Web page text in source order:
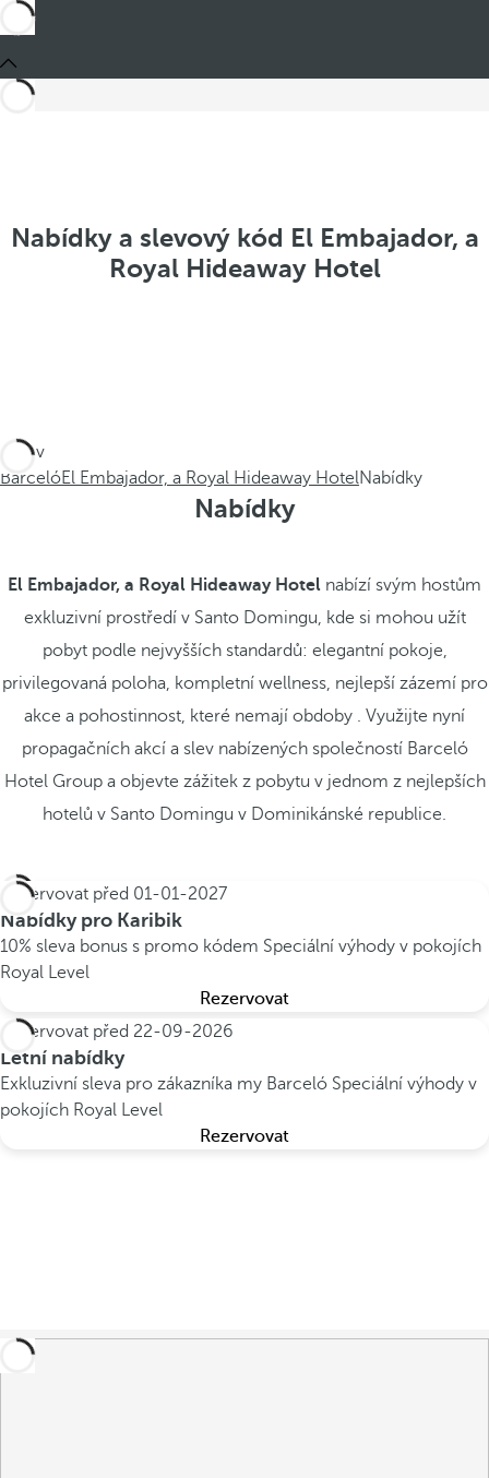
Nabídky a slevový kód El Embajador, a
Royal Hideaway Hotel
Jste v
BarcelóEl Embajador, a Royal Hideaway HotelNabídky
Nabídky
El Embajador, a Royal Hideaway Hotel nabízí svým hostům
exkluzivní prostředí v Santo Domingu, kde si mohou užít
pobyt podle nejvyšších standardů: elegantní pokoje,
privilegovaná poloha, kompletní wellness, nejlepší zázemí pro
akce a pohostinnost, které nemají obdoby . Využijte nyní
propagačních akcí a slev nabízených společností Barceló
Hotel Group a objevte zážitek z pobytu v jednom z nejlepších
hotelů v Santo Domingu v Dominikánské republice.
Rezervovat před 01-01-2027
Nabídky pro Karibik
10% sleva bonus s promo kódem Speciální výhody v pokojích
Royal Level
Rezervovat
Rezervovat před 22-09-2026
Letní nabídky
Exkluzivní sleva pro zákazníka my Barceló Speciální výhody v
pokojích Royal Level
Rezervovat